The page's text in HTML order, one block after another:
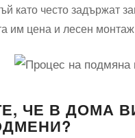
като често задържат
им цена и лесен
ЧЕ В ДОМА